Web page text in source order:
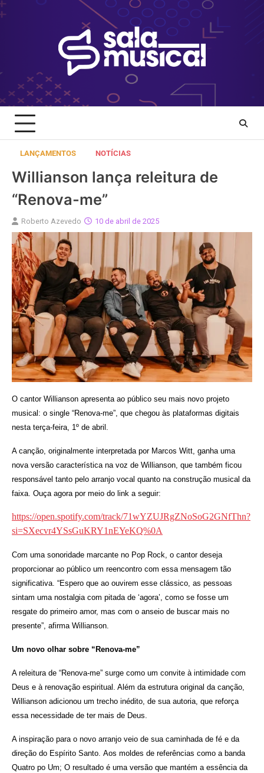
Skip
to
LANÇAMENTOS NOTÍCIAS
Willianson lança releitura de
“Renova-me”
Roberto Azevedo 10 de abril de 2025
O cantor Willianson apresenta ao público seu mais novo projeto
musical: o single “Renova-me”, que chegou às plataformas digitais
nesta terça-feira, 1º de abril.
A canção, originalmente interpretada por Marcos Witt, ganha uma
nova versão característica na voz de Willianson, que também ficou
responsável tanto pelo arranjo vocal quanto na construção musical da
faixa. Ouça agora por meio do link a seguir:
https://open.spotify.com/track/71wYZUJRgZNoSoG2GNfThn?
si=SXecvr4YSsGuKRY1nEYeKQ%0A
Com uma sonoridade marcante no Pop Rock, o cantor deseja
proporcionar ao público um reencontro com essa mensagem tão
significativa. “Espero que ao ouvirem esse clássico, as pessoas
sintam uma nostalgia com pitada de ‘agora’, como se fosse um
resgate do primeiro amor, mas com o anseio de buscar mais no
presente”, afirma Willianson.
Um novo olhar sobre “Renova-me”
A releitura de “Renova-me” surge como um convite à intimidade com
Deus e à renovação espiritual. Além da estrutura original da canção,
Willianson adicionou um trecho inédito, de sua autoria, que reforça
essa necessidade de ter mais de Deus.
A inspiração para o novo arranjo veio de sua caminhada de fé e da
direção do Espírito Santo. Aos moldes de referências como a banda
Quatro po Um; O resultado é uma versão que mantém a essência da